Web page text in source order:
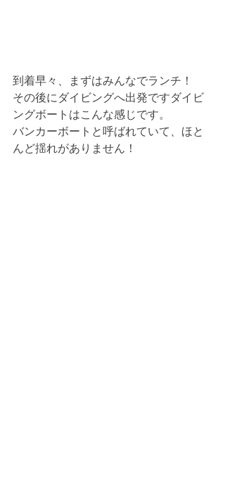
到着早々、まずはみんなでランチ！
その後にダイビングへ出発ですダイビ
ングボートはこんな感じです。
バンカーボートと呼ばれていて、ほと
んど揺れがありません！